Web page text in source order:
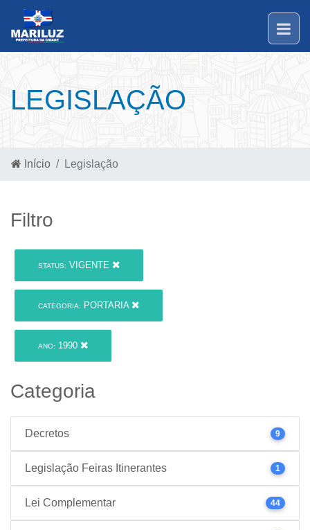
LEGISLAÇÃO
Início Legislação
Filtro
STATUS: VIGENTE
CATEGORIA: PORTARIA
ANO: 1990
Categoria
Decretos 9
Legislação Feiras Itinerantes 1
Lei Complementar 44